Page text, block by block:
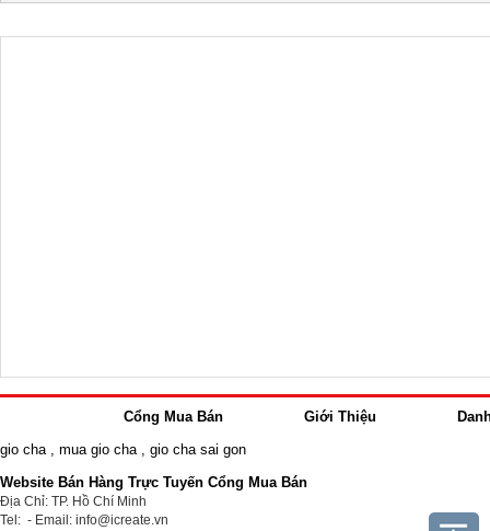
Cổng Mua Bán Giới Thiệu
gio cha, mua gio cha, gio cha sai gon
Website Bán Hàng Trực Tuyến Cổng Mua Bán
Địa Chỉ: TP. Hồ Chí Minh
Tel: - Email: info@icreate.vn